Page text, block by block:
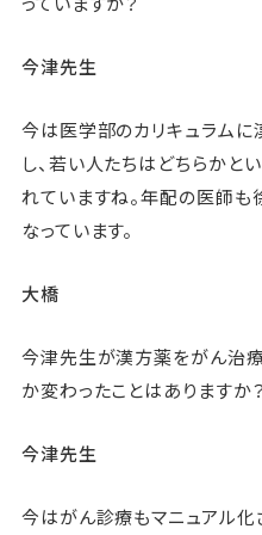
今津先生
今は医学部のカリキュラム
し、若い人たちはどちらかと
れていますね。年配の医師も
なっています。
大橋
今津先生が漢方薬をがん治療
か変わったことはありますか？
今津先生
今はがん診療もマニュアル化